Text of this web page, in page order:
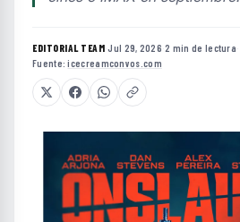
EDITORIAL TEAM·Jul 29, 2026·2 min de lectura·
Fuente:icecreamconvos.com